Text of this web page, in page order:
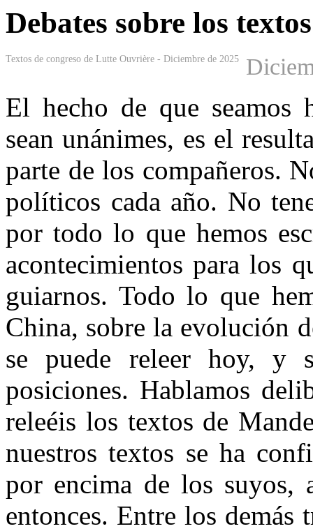
Debates sobre los
Textos de congreso de Lutte Ouvrière - Diciembre de 2025
El hecho de que seamos
sean unánimes, es el
parte de los compañeros.
políticos cada año. No
por todo lo que hemos
acontecimientos para los
guiarnos. Todo lo que
China, sobre la evolución
se puede releer hoy, y
posiciones. Hablamos
releéis los textos de
nuestros textos se ha
por encima de los suyos,
entonces. Entre los